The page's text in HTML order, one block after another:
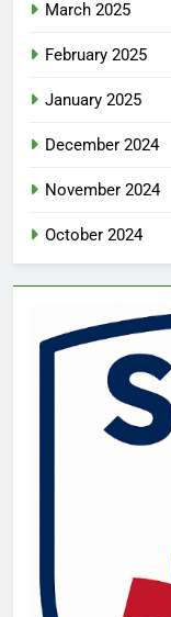
March 2025
February 2025
January 2025
December 2024
November 2024
October 2024